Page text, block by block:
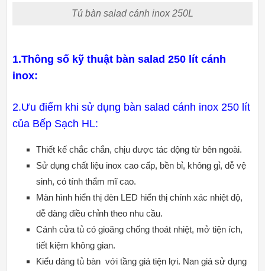
Tủ bàn salad cánh inox 250L
1.Thông số kỹ thuật bàn salad 250 lít cánh
inox:
2.Ưu điểm khi sử dụng bàn salad cánh inox 250 lít
của Bếp Sạch HL:
Thiết kế chắc chắn, chịu được tác động từ bên ngoài.
Sử dụng chất liệu inox cao cấp, bền bỉ, không gỉ, dễ vệ
sinh, có tính thẩm mĩ cao.
Màn hình hiển thị đèn LED hiển thị chính xác nhiệt độ,
dễ dàng điều chỉnh theo nhu cầu.
Cánh cửa tủ có gioăng chống thoát nhiệt, mở tiện ích,
tiết kiệm không gian.
Kiểu dáng tủ bàn với tầng giá tiện lợi. Nan giá sử dụng